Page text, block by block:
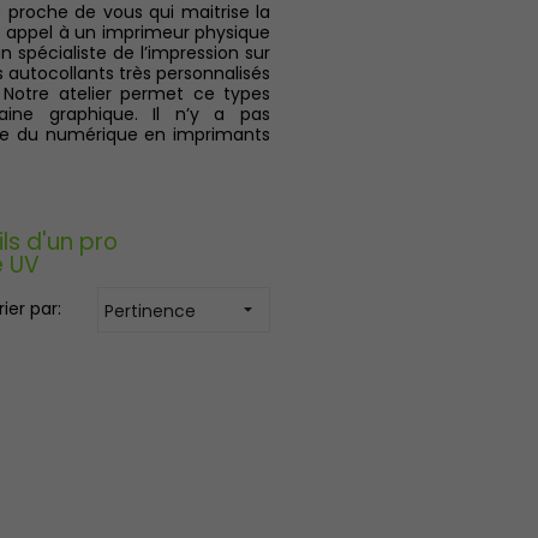
de vous qui maitrise la
appel à un imprimeur physique
de l’impression sur
très personnalisés
atelier permet ce types
graphique. Il n’y a pas
du numérique en imprimants
d'un pro
par: Pertinence 